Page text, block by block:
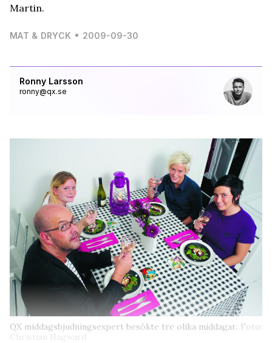
Ronny Larsson
ronny@qx.se
Martin.
MAT & DRYCK 2009-09-30
QX middagsbjudningsexpert besökte tre olika middagar. Foto:
Christian Hagward